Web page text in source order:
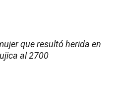
que resultó herida en
al 2700